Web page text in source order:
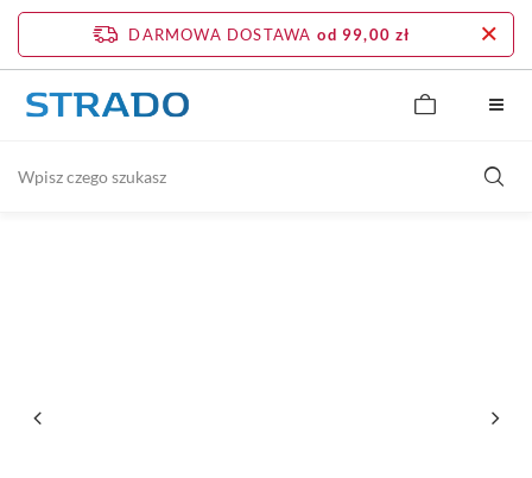
DARMOWA DOSTAWA od 99,00 zł